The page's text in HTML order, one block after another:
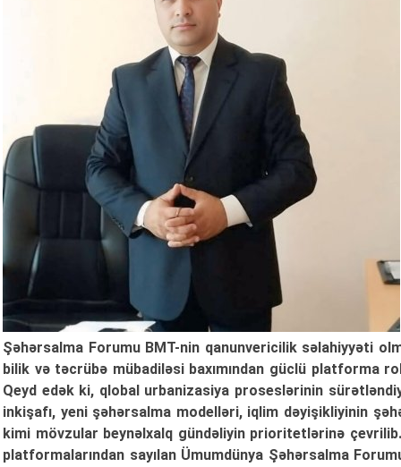
Şəhərsalma Forumu BMT-nin qanunvericilik səlahiyyəti
bilik və təcrübə mübadiləsi baxımından güclü platforma
Qeyd edək ki, qlobal urbanizasiya proseslərinin
inkişafı, yeni şəhərsalma modelləri, iqlim dəyişikliyinin
kimi mövzular beynəlxalq gündəliyin prioritetlərinə
platformalarından sayılan Ümumdünya Şəhərsalma